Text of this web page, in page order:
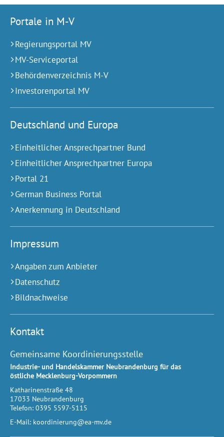
Portale in M-V
Regierungsportal MV
MV-Serviceportal
Behördenverzeichnis M-V
Investorenportal MV
Deutschland und Europa
Einheitlicher Ansprechpartner Bund
Einheitlicher Ansprechpartner Europa
Portal 21
German Business Portal
Anerkennung in Deutschland
Impressum
Angaben zum Anbieter
Datenschutz
Bildnachweise
Kontakt
Gemeinsame Koordinierungsstelle
Industrie- und Handelskammer Neubrandenburg für das
östliche Mecklenburg-Vorpommern
Katharinenstraße 48
17033 Neubrandenburg
Telefon: 0395 5597-5115
E-Mail: koordinierung@ea-mv.de